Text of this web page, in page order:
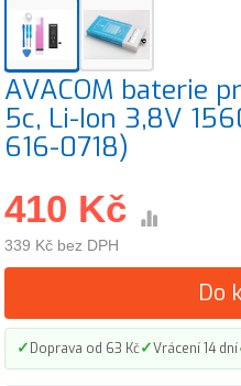
AVACOM baterie
5c, Li-Ion 3,8V
616-0718)
410 Kč
339 Kč bez DPH
Do
✓Doprava od 63 Kč✓Vrácení 14 dní